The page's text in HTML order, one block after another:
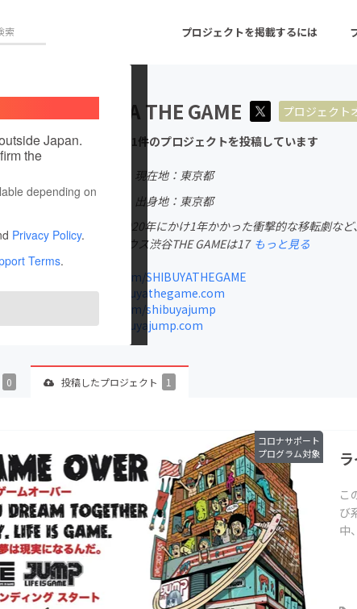
プロジェクトを掲載するには
ェクト 注目のリターン 注目の新着プロジェクト
写真 音楽
ー・ガジェット
ゲーム・サービス開発
画
・起業
チャレンジ
り・地域活性化
CAMPFIRE for Social Good
Japan.
the
depending on
Privacy Policy.
Terms.
SHIBUYA THE GAME
プロジェクト
これまでに1件のプロジェクトを投稿しています
現在地：東京都
出身国：日本
出身地：東京都
2002年から2020年にかけ1年かかった衝撃的な移転劇な
年でライブハウス渋谷THE GAMEは17 もっと見る
twitter.com/SHIBUYATHEGAME
www.shibuyathegame.com
twitter.com/shibuyajump
www.shibuyajump.com
0 投稿したプロジェクト 1
コロナサポート
プログラム対象
こ
び
中